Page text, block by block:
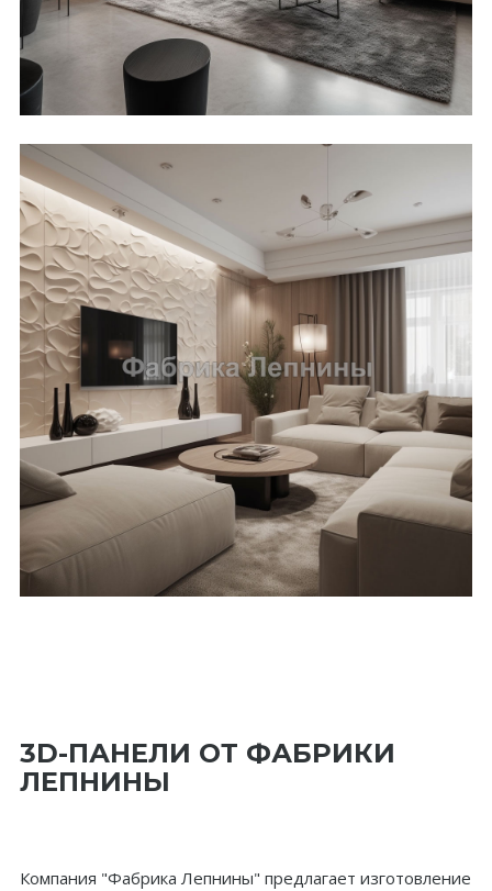
3D-ПАНЕЛИ ОТ ФАБРИКИ
ЛЕПНИНЫ
Компания "Фабрика Лепнины" предлагает изготовление